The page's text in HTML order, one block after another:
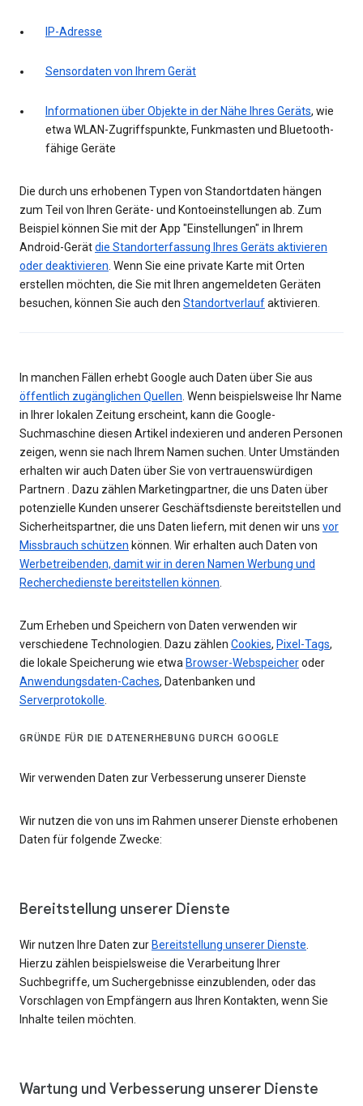
IP-Adresse
Sensordaten von Ihrem Gerät
Informationen über Objekte in der Nähe Ihres Geräts, wie
etwa WLAN-Zugriffspunkte, Funkmasten und Bluetooth-
fähige Geräte
Die durch uns erhobenen Typen von Standortdaten hängen
zum Teil von Ihren Geräte- und Kontoeinstellungen ab. Zum
Beispiel können Sie mit der App "Einstellungen" in Ihrem
Android-Gerätdie Standorterfassung Ihres Geräts aktivieren
oder deaktivieren. Wenn Sie eine private Karte mit Orten
erstellen möchten, die Sie mit Ihren angemeldeten Geräten
besuchen, können Sie auch den Standortverlaufaktivieren.
In manchen Fällen erhebt Google auch Daten über Sie aus
öffentlich zugänglichen Quellen. Wenn beispielsweise Ihr Name
in Ihrer lokalen Zeitung erscheint, kann die Google-
Suchmaschine diesen Artikel indexieren und anderen Personen
zeigen, wenn sie nach Ihrem Namen suchen. Unter Umständen
erhalten wir auch Daten über Sie von vertrauenswürdigen
Partnern . Dazu zählen Marketingpartner, die uns Daten über
potenzielle Kunden unserer Geschäftsdienste bereitstellen und
Sicherheitspartner, die uns Daten liefern, mit denen wir uns vor
Missbrauch schützen können. Wir erhalten auch Daten von
Werbetreibenden, damit wir in deren Namen Werbung und
Recherchedienste bereitstellen können.
Zum Erheben und Speichern von Daten verwenden wir
verschiedene Technologien. Dazu zählen Cookies, Pixel-Tags,
die lokale Speicherung wie etwa Browser-Webspeicheroder
Anwendungsdaten-Caches, Datenbanken und
Serverprotokolle.
GRÜNDE FÜR DIE DATENERHEBUNG DURCH GOOGLE
Wir verwenden Daten zur Verbesserung unserer Dienste
Wir nutzen die von uns im Rahmen unserer Dienste erhobenen
Daten für folgende Zwecke:
Bereitstellung unserer Dienste
Wir nutzen Ihre Daten zur Bereitstellung unserer Dienste
Hierzu zählen beispielsweise die Verarbeitung Ihrer
Suchbegriffe, um Suchergebnisse einzublenden, oder das
Vorschlagen von Empfängern aus Ihren Kontakten, wenn Sie
Inhalte teilen möchten.
Wartung und Verbesserung unserer Dienste